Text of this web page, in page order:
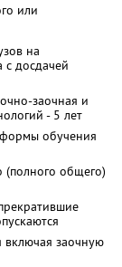
или
на
с досдачей
заочная и
- 5 лет
обучения
(полного общего)
включая заочную